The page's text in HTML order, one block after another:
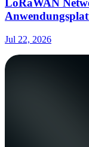
LoRaWAN
Jul 22, 2026